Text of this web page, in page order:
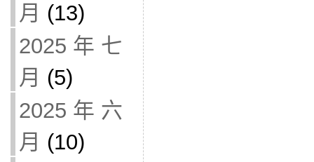
月 (13)
2025 年 七
月 (5)
2025 年 六
月 (10)